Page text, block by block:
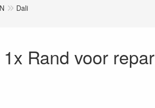
Dali
Rand voor